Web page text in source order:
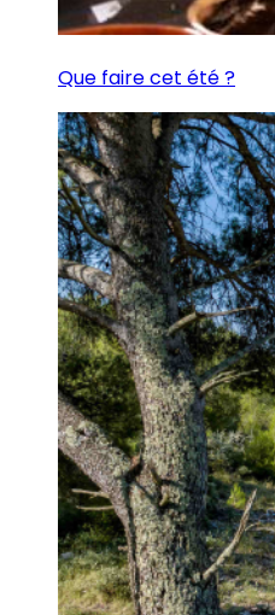
Que faire cet été ?